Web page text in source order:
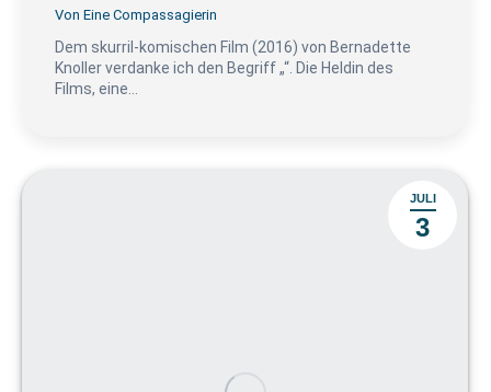
Von Eine Compassagierin
Dem skurril-komischen Film (2016) von Bernadette
Knoller verdanke ich den Begriff „“. Die Heldin des
Films, eine…
JULI
3